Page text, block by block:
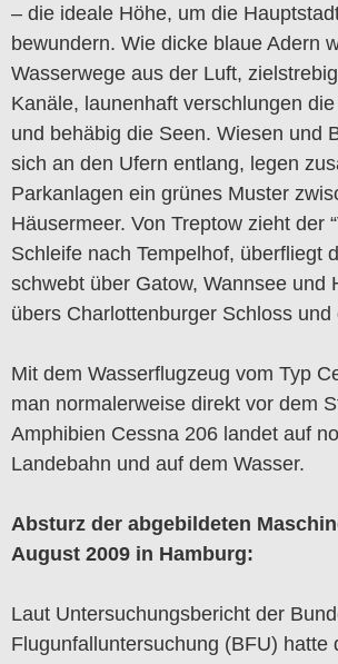
– die ideale Höhe, um die
bewundern. Wie dicke blaue Adern
Wasserwege aus der Luft,
Kanäle, launenhaft verschlungen
und behäbig die Seen. Wiesen und
sich an den Ufern entlang, legen
Parkanlagen ein grünes Muster
Häusermeer. Von Treptow zieht der
Schleife nach Tempelhof, überfliegt
schwebt über Gatow, Wannsee und
übers Charlottenburger Schloss
Mit dem Wasserflugzeug vom Typ
man normalerweise direkt vor dem
Amphibien Cessna 206 landet auf
Landebahn und auf dem Wasser.
Absturz der abgebildeten
August 2009 in Hamburg:
Laut Untersuchungsbericht der
Flugunfalluntersuchung (BFU) hatte